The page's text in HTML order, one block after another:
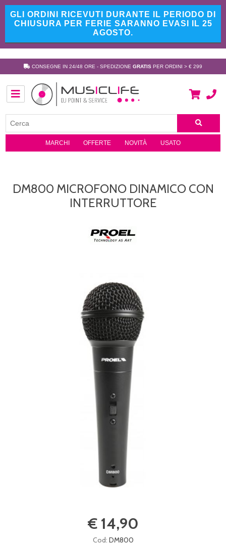
GLI ORDINI RICEVUTI DURANTE IL PERIODO DI
CHIUSURA PER FERIE SARANNO EVASI IL 25
AGOSTO.
CONSEGNE IN 24/48 ORE - SPEDIZIONE GRATIS PER ORDINI > € 299
MARCHI OFFERTE NOVITÀ USATO
DM800 MICROFONO DINAMICO CON
INTERRUTTORE
€ 14,90
Cod: DM800